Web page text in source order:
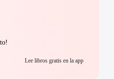
Lee libros gratis en la app